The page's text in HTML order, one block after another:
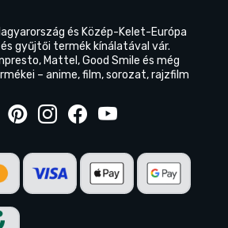
és Közép-Kelet-Európa
gyűjtői termék kínálatával vár.
Mattel, Good Smile és még
– anime, film, sorozat, rajzfilm